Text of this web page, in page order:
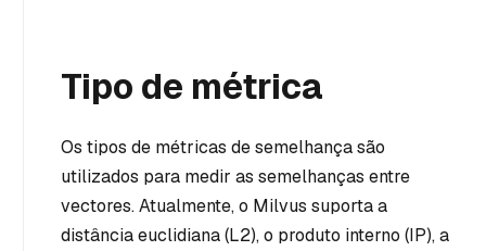
Tipo de métrica
Os tipos de métricas de semelhança são
utilizados para medir as semelhanças entre
vectores. Atualmente, o Milvus suporta a
distância euclidiana (L2), o produto interno (IP), a